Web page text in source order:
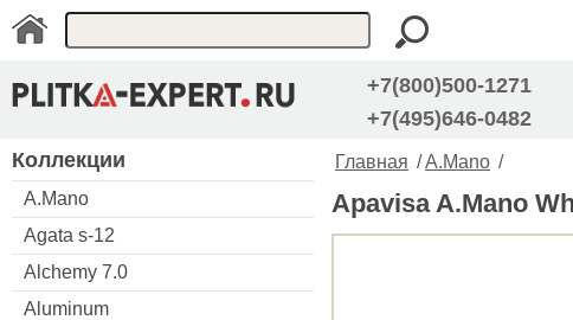
+7(800)500-1271
+7(495)646-0482
Коллекции
A.Mano
Agata s-12
Alchemy 7.0
Aluminum
Главная /A.Mano /
Apavisa A.Mano